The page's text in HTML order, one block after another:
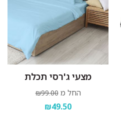
מצעי ג'רסי תכלת
החל מ ₪99.00
₪49.50